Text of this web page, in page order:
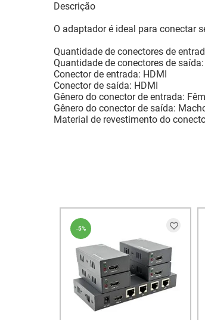
Descrição
O adaptador é ideal para conectar
Quantidade de conectores de
Quantidade de conectores de
Conector de entrada: HDMI
Conector de saída: HDMI
Gênero do conector de entrada:
Gênero do conector de saída:
Material de revestimento do
-5%